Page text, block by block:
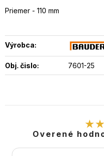
Priemer - 110 mm
Výrobca:
Obj. čislo: 7601-25
Overené